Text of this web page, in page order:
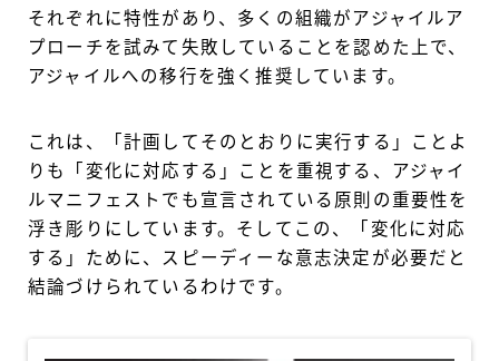
それぞれに特性があり、多くの組織がアジャイルア
プローチを試みて失敗していることを認めた上で、
アジャイルへの移行を強く推奨しています。
これは、「計画してそのとおりに実行する」ことよ
りも「変化に対応する」ことを重視する、アジャイ
ルマニフェストでも宣言されている原則の重要性を
浮き彫りにしています。そしてこの、「変化に対応
する」ために、スピーディーな意志決定が必要だと
結論づけられているわけです。